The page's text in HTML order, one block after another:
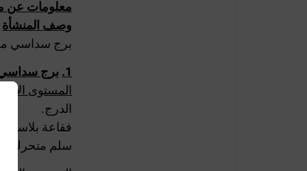
معلومات عن
وصف المنشأة
برج سداسي
1. برج
المستوى الأدنى
الدرج.
فقاعة
سلم متحرك